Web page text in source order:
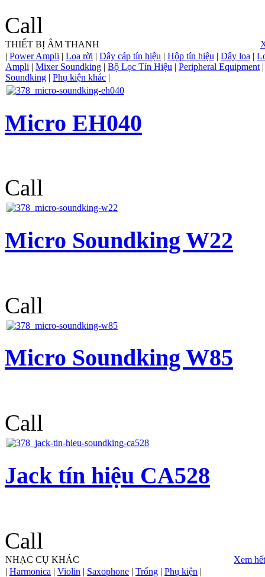
Call
THIẾT BỊ ÂM THANH
| Power Ampli | Loa rời | Dây cáp tín hiệu | Hộp tín hiệu | Dây loa |
Ampli | Mixer Soundking | Bộ Lọc Tín Hiệu | Peripheral Equipment
Soundking | Phụ kiện khác |
Micro EH040
Call
Micro Soundking W22
Call
Micro Soundking W85
Call
Jack tín hiệu CA528
Call
NHẠC CỤ KHÁC
Xem
| Harmonica | Violin | Saxophone | Trống | Phụ kiện |